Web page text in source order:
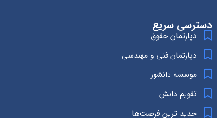
دسترسی سریع
دپارتمان حقوق
دپارتمان فنی و مهندسی
موسسه دانشور
تقویم دانش
جدید ترین فرصت‌ها